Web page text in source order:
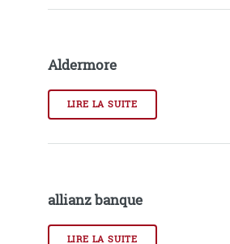
Aldermore
LIRE LA SUITE
allianz banque
LIRE LA SUITE